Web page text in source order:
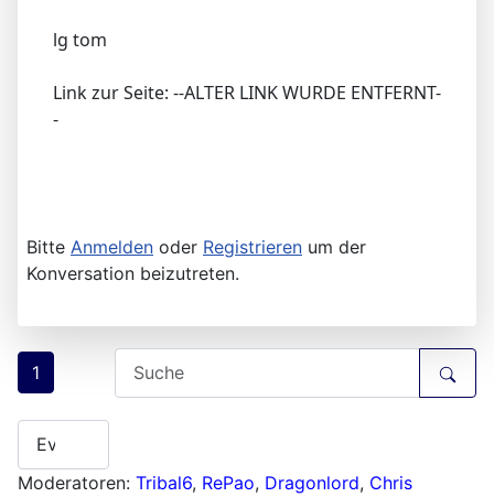
lg tom
Link zur Seite: --ALTER LINK WURDE ENTFERNT-
-
Bitte Anmelden oder Registrieren um der
Konversation beizutreten.
1
Moderatoren: Tribal6, RePao, Dragonlord, Chris